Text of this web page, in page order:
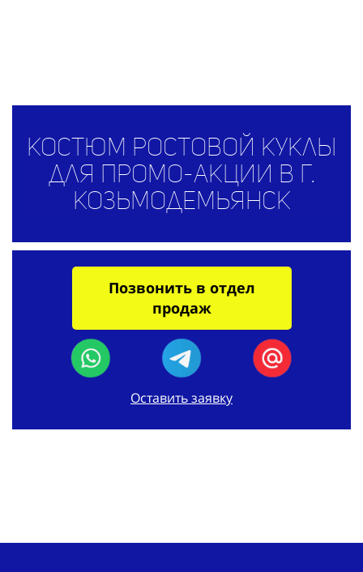
Костюм ростовой куклы
для промо-акции в г.
Козьмодемьянск
Позвонить в отдел
продаж
Оставить заявку